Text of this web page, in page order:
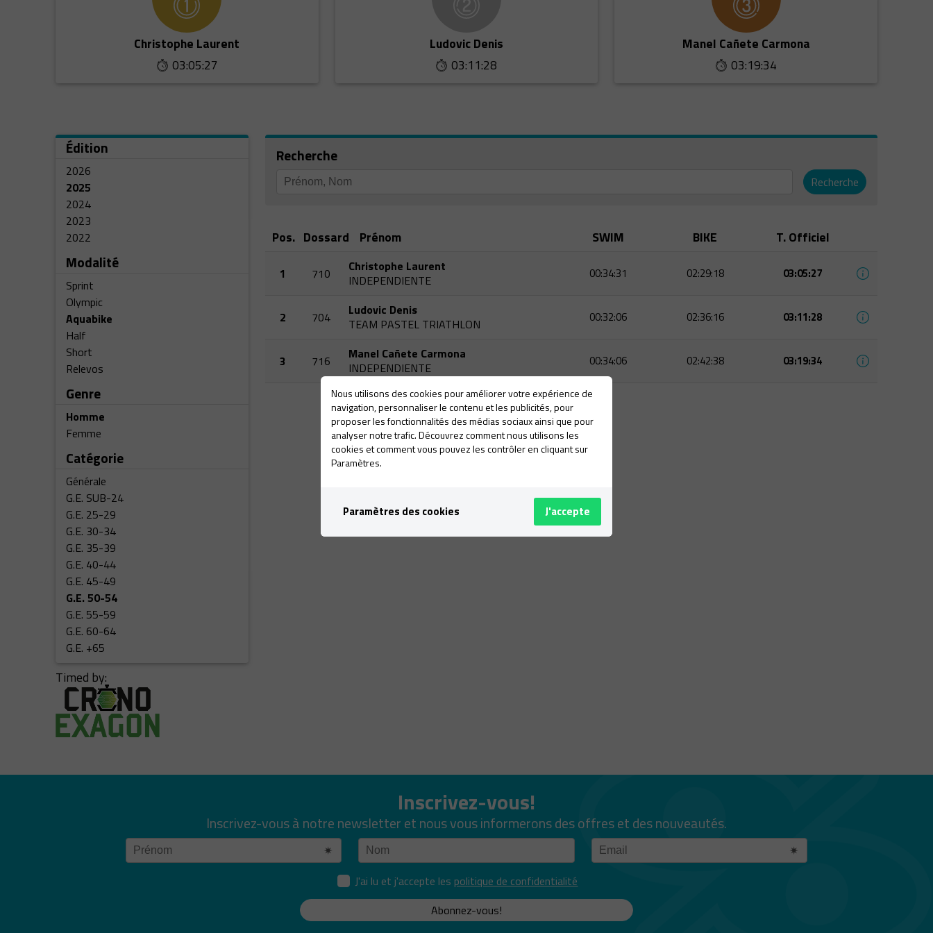
Christophe Laurent
03:05:27
Ludovic Denis
03:11:28
Manel Cañete Carmona
03:19:34
Édition
2026
2025
2024
2023
2022
Modalité
Sprint
Olympic
Aquabike
Half
Short
Relevos
Genre
Homme
Femme
Catégorie
Générale
G.E. SUB-24
G.E. 25-29
G.E. 30-34
G.E. 35-39
G.E. 40-44
G.E. 45-49
G.E. 50-54
G.E. 55-59
G.E. 60-64
G.E. +65
Timed by:
Recherche
Recherche
Pos. Dossard Prénom SWIM BIKE T. Officiel
1 710
Christophe Laurent
INDEPENDIENTE
00:34:31 02:29:18 03:05:27
2 704
Ludovic Denis
TEAM PASTEL TRIATHLON
00:32:06 02:36:16 03:11:28
3 716
Manel Cañete Carmona
INDEPENDIENTE
00:34:06 02:42:38 03:19:34
Inscrivez-vous!
Inscrivez-vous à notre newsletter et nous vous informerons des offres et des nouveautés.
J'ai lu et j'accepte les politique de confidentialité
Abonnez-vous!
Nous utilisons des cookies pour améliorer votre expérience de
navigation, personnaliser le contenu et les publicités, pour
proposer les fonctionnalités des médias sociaux ainsi que pour
analyser notre trafic. Découvrez comment nous utilisons les
cookies et comment vous pouvez les contrôler en cliquant sur
Paramètres.
Paramètres des cookies J'accepte